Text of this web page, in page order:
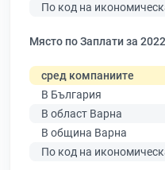
По код на
Място по Заплати за
сред компаниите
В България
В област Варна
В община Варна
По код на